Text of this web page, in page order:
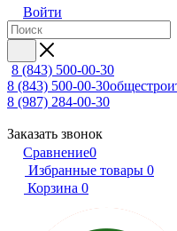
Войти
8 (843) 500-00-30
8 (843) 500-00-30
8 (987) 284-00-30
Заказать звонок
Сравнение0
Избранные товары 0
Корзина 0